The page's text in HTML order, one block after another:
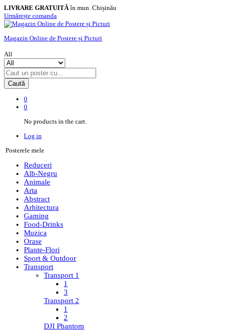
LIVRARE GRATUITĂîn mun. Chișinău
Urmărește comanda
Magazin Online de Postere și Picturi
All
Caută
0
0
No products in the cart.
Log in
Posterele mele
Reduceri
Alb-Negru
Animale
Arta
Abstract
Arhitectura
Gaming
Food-Drinks
Muzica
Orase
Plante-Flori
Sport & Outdoor
Transport
Transport 1
1
3
Transport 2
1
2
DJI Phantom